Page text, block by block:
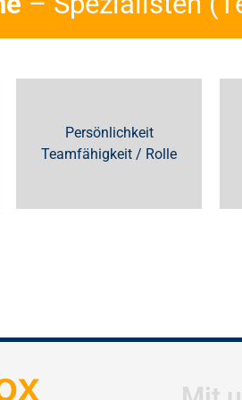
Persönlichkeit
Teamfähigkeit / Rolle